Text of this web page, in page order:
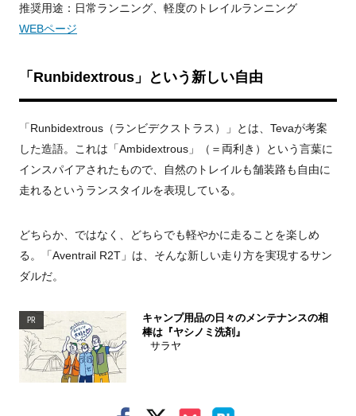
推奨用途：日常ランニング、軽度のトレイルランニング
WEBページ
「Runbidextrous」という新しい自由
「Runbidextrous（ランビデクストラス）」とは、Tevaが考案
した造語。これは「Ambidextrous」（＝両利き）という言葉に
インスパイアされたもので、自然のトレイルも舗装路も自由に
走れるというランスタイルを表現している。
どちらか、ではなく、どちらでも軽やかに走ることを楽しめ
る。「Aventrail R2T」は、そんな新しい走り方を実現するサン
ダルだ。
PR
キャンプ用品の日々のメンテナンスの相
棒は『ヤシノミ洗剤』
サラヤ